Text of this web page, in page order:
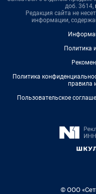
доб. 3614,
Редакция сайта не
информации,
Политика
Политика
правила
Пользовательское
© ООО